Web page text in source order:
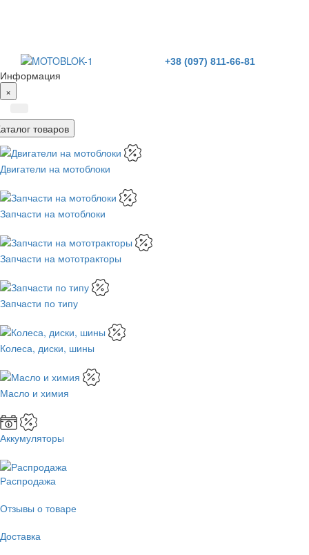
+38 (097) 811-66-81
Информация
×
товаров
Двигатели на мотоблоки
Запчасти на мотоблоки
Запчасти на мототракторы
Запчасти по типу
Колеса, диски, шины
Масло и химия
Аккумуляторы
Распродажа
Отзывы о товаре
Доставка